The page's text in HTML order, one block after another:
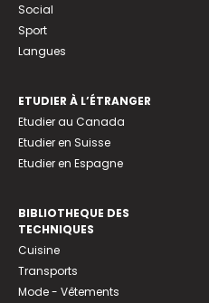
Social
Sport
Langues
ETUDIER À L’ÉTRANGER
Etudier au Canada
Etudier en Suisse
Etudier en Espagne
BIBLIOTHEQUE DES
TECHNIQUES
Cuisine
Transports
Mode - Vêtements